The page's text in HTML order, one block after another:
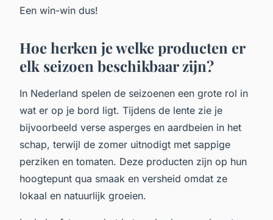
Een win-win dus!
Hoe herken je welke producten er
elk seizoen beschikbaar zijn?
In Nederland spelen de seizoenen een grote rol in
wat er op je bord ligt. Tijdens de lente zie je
bijvoorbeeld verse asperges en aardbeien in het
schap, terwijl de zomer uitnodigt met sappige
perziken en tomaten. Deze producten zijn op hun
hoogtepunt qua smaak en versheid omdat ze
lokaal en natuurlijk groeien.